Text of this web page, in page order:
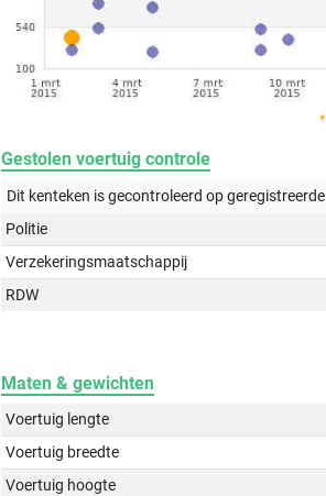
Gestolen voertuig controle
Dit kenteken is gecontroleerd opgeregistreerde
Politie
Verzekeringsmaatschappij
RDW
Maten & gewichten
Voertuig lengte
Voertuig breedte
Voertuig hoogte